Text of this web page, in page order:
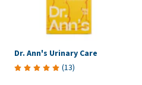
Dr. Ann's Urinary Care
(13)